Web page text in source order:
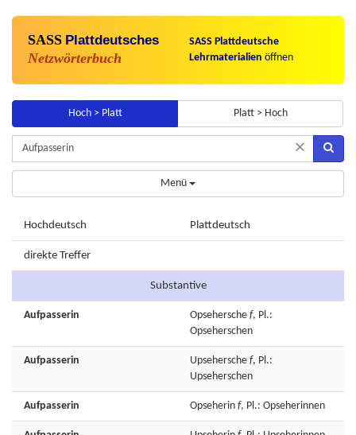
SASS Plattdeutsches
Netzwörterbuch
SASS Plattdeutsche
Lehrmaterialien öffnen
Hoch > Platt Platt > Hoch
×
Menü
Hochdeutsch Plattdeutsch
direkte Treffer
Substantive
Aufpasserin Opsehersche f, Pl.:
Opseherschen
Aufpasserin Upsehersche f, Pl.:
Upseherschen
Aufpasserin Opseherin f, Pl.: Opseherinnen